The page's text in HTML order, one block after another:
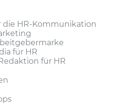
HR-Kommunikation
für HR
für HR